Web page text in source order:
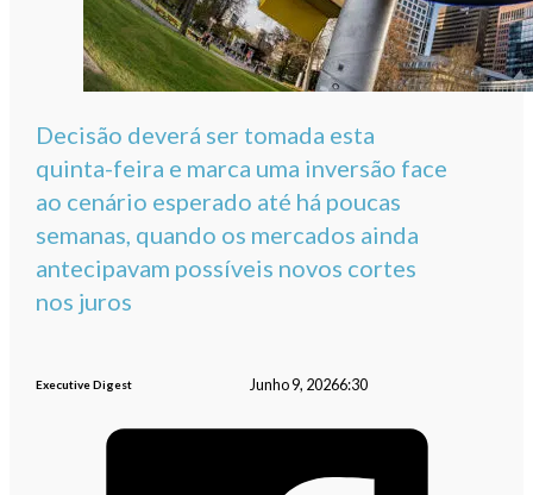
Decisão deverá ser tomada esta
quinta-feira e marca uma inversão face
ao cenário esperado até há poucas
semanas, quando os mercados ainda
antecipavam possíveis novos cortes
nos juros
Executive Digest Junho 9, 20266:30